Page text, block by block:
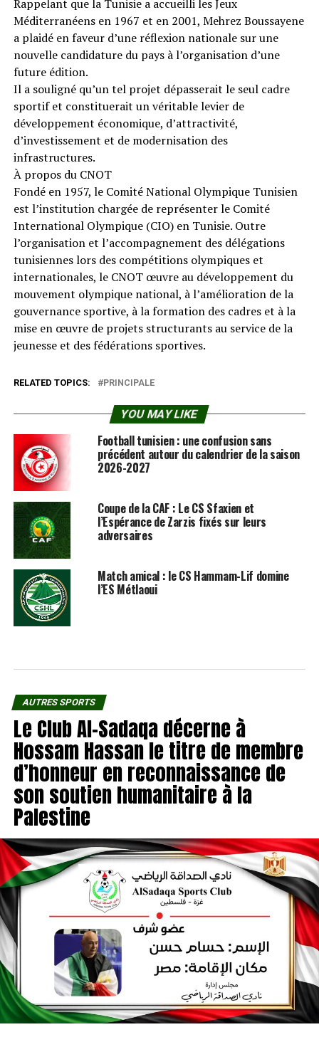
Rappelant que la Tunisie a accueilli les Jeux
Méditerranéens en 1967 et en 2001, Mehrez Boussayene
a plaidé en faveur d’une réflexion nationale sur une
nouvelle candidature du pays à l’organisation d’une
future édition.
Il a souligné qu’un tel projet dépasserait le seul cadre
sportif et constituerait un véritable levier de
développement économique, d’attractivité,
d’investissement et de modernisation des
infrastructures.
À propos du CNOT
Fondé en 1957, le Comité National Olympique Tunisien
est l’institution chargée de représenter le Comité
International Olympique (CIO) en Tunisie. Outre
l’organisation et l’accompagnement des délégations
tunisiennes lors des compétitions olympiques et
internationales, le CNOT œuvre au développement du
mouvement olympique national, à l’amélioration de la
gouvernance sportive, à la formation des cadres et à la
mise en œuvre de projets structurants au service de la
jeunesse et des fédérations sportives.
RELATED TOPICS: PRINCIPALE
YOU MAY LIKE
Football tunisien : une confusion sans
précédent autour du calendrier de la saison
2026-2027
Coupe de la CAF : Le CS Sfaxien et
l’Espérance de Zarzis fixés sur leurs
adversaires
Match amical : le CS Hammam-Lif domine
l’ES Métlaoui
AUTRES SPORTS
Le Club Al-Sadaqa décerne à
Hossam Hassan le titre de membre
d’honneur en reconnaissance de
son soutien humanitaire à la
Palestine